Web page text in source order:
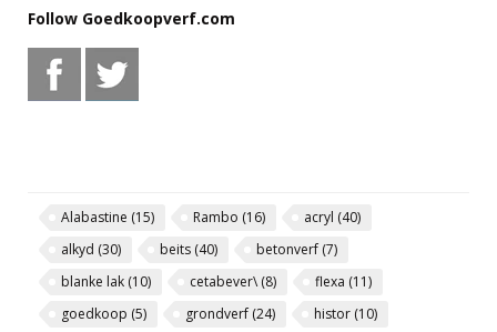
Follow Goedkoopverf.com
Alabastine (15) Rambo (16) acryl (40)
alkyd (30) beits (40) betonverf (7)
blanke lak (10) cetabever\(8) flexa (11)
goedkoop (5) grondverf (24) histor (10)